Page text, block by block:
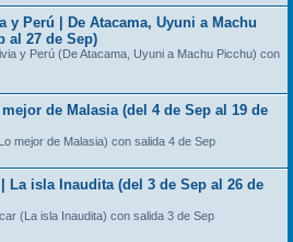
y Perú | De Atacama, Uyuni a Machu
al 27 de Sep)
y Perú (De Atacama, Uyuni a Machu Picchu) con
de Malasia (del 4 de Sep al 19 de
mejor de Malasia) con salida 4 de Sep
La isla Inaudita (del 3 de Sep al 26 de
(La isla Inaudita) con salida 3 de Sep